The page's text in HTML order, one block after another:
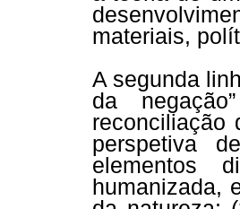
materiais,
A segunda
da
reconciliação
perspetiva
elementos
humanizada,